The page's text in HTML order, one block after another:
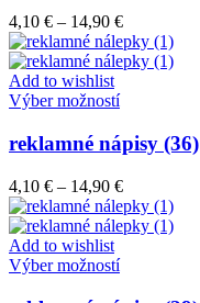
variantov.
Možnosti
si
môžete
vybrať
na
stránke
produktu.
4,10 € – 14,90 €Price
range:
4,10 €
Add to wishlist
Výber možnostíTento
má
viacero
variantov.
Možnosti
si
môžete
vybrať
na
stránke
reklamné nápisy (36)
4,10 € – 14,90 €Price
range:
4,10 €
Add to wishlist
Výber možnostíTento